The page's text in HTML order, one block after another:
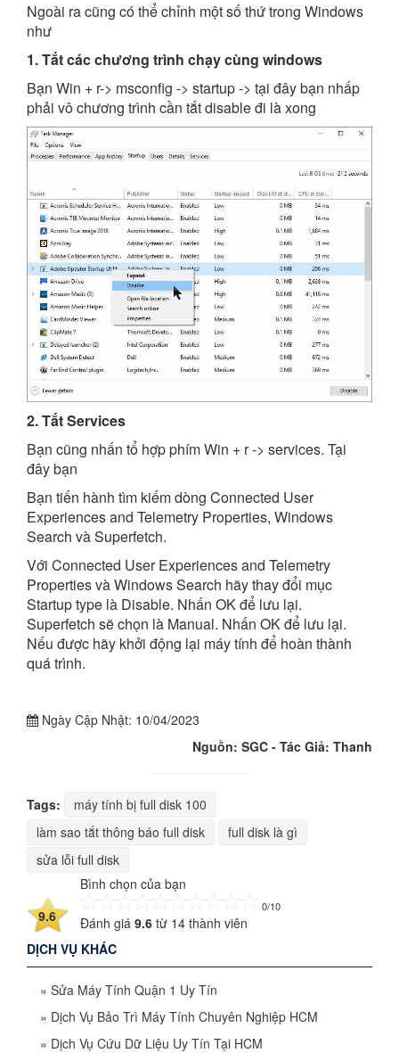
Ngoài ra cũng có thể chỉnh một số thứ trong Windows
như
1. Tắt các chương trình chạy cùng windows
Bạn Win + r-> msconfig -> startup -> tại đây bạn nhấp
phải vô chương trình cần tắt disable đi là xong
2. Tắt Services
Bạn cũng nhấn tổ hợp phím Win + r -> services. Tại
đây bạn
Bạn tiến hành tìm kiếm dòng Connected User
Experiences and Telemetry Properties, Windows
Search và Superfetch.
Với Connected User Experiences and Telemetry
Properties và Windows Search hãy thay đổi mục
Startup type là Disable. Nhấn OK để lưu lại.
Superfetch sẽ chọn là Manual. Nhấn OK để lưu lại.
Nếu được hãy khởi động lại máy tính để hoàn thành
quá trình.
Ngày Cập Nhật: 10/04/2023
Nguồn: SGC - Tác Giả: Thanh
Tags:
máy tính bị full disk 100
làm sao tắt thông báo full disk
full disk là gì
sửa lỗi full disk
9.6
Bình chọn của bạn
0/10
Đánh giá 9.6 từ 14 thành viên
DỊCH VỤ KHÁC
» Sửa Máy Tính Quận 1 Uy Tín
» Dịch Vụ Bảo Trì Máy Tính Chuyên Nghiệp HCM
» Dịch Vụ Cứu Dữ Liệu Uy Tín Tại HCM